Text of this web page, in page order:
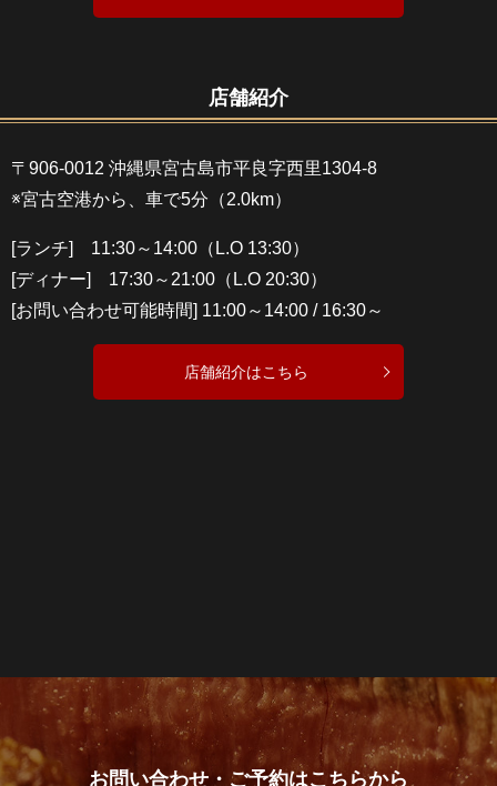
店舗紹介
〒906-0012 沖縄県宮古島市平良字西里1304-8
※宮古空港から、車で5分（2.0km）
[ランチ] 11:30～14:00（L.O 13:30）
[ディナー] 17:30～21:00（L.O 20:30）
[お問い合わせ可能時間] 11:00～14:00 / 16:30～
店舗紹介はこちら
お問い合わせ・ご予約はこちらから